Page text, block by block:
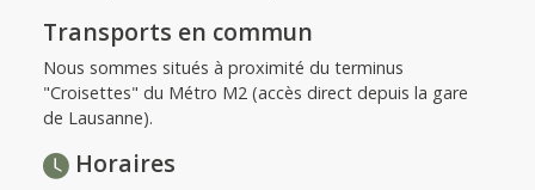
Transports en commun
Nous sommes situés à proximité du terminus
"Croisettes" du Métro M2 (accès direct depuis la gare
de Lausanne).
Horaires